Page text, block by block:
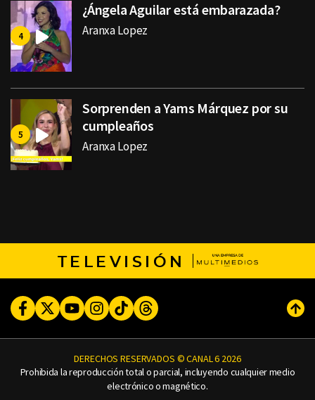
¿Ángela Aguilar está embarazada?
Aranxa Lopez
Sorprenden a Yams Márquez por su
cumpleaños
Aranxa Lopez
TELEVISIÓN
FacebookTwitterYoutubeInstagram
TikTokThreads
DERECHOS RESERVADOS © CANAL 6 2026
Prohibida la reproducción total o parcial, incluyendo cualquier medio
electrónico o magnético.